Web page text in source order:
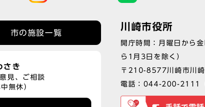
市の施設一覧
さき
見、ご相談
無休）
川崎市役所
開庁時間：月曜日から
ら1月3日を除く）
〒210-8577川崎市川
電話： 044-200-2111